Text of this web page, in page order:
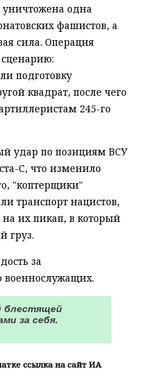
одна
фашистов, а
сила. Операция
подготовку
квадрат, после чего
245-го
удар по позициям ВСУ
С, что изменило
"коптерщики"
транспорт нацистов,
их пикап, в который
груз.
за
военнослужащих.
блестящей
за себя.
ссылка на сайт ИА